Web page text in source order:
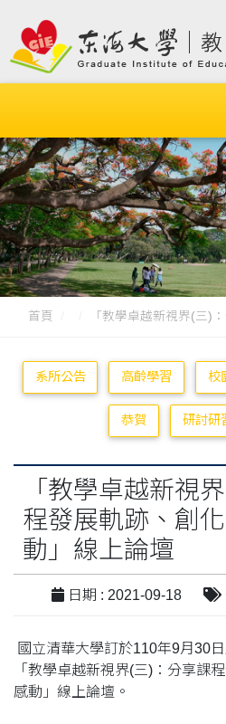
首頁 「教學卓越新視界(三)
系所公告 高齡學習 校
恭賀 研討研
「教學卓越新視
程發展軌跡、創
動」線上論壇
日期 : 2021-09-18
國立清華大學訂於110年9月30
「教學卓越新視界(三)：分享課
感動」線上論壇。